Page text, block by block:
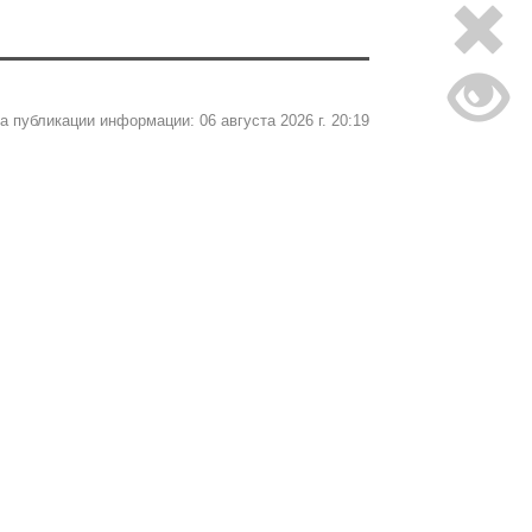
публикации информации: 06 августа 2026 г. 20:19